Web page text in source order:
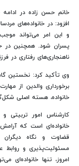
خانم حسن زاده در ادامه
افزود: در خانواده‌های
و این امر می‌تواند
پسران شود. همچنین در
ناهنجاری‌های رفتاری در
وی تأکید کرد: نخستین
برخورداری والدین از
خانواده، هسته اصلی
کارشناس امور تربیتی و
خانواده‌ای است که
قضاوت و نگاه دیگران
مسئولیت‌پذیری و روابط
امروز، تنها خانواده‌ای